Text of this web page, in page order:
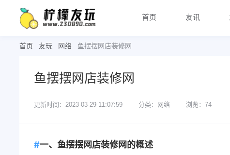
首页 友讯
首页 友玩 网络 鱼摆摆网店装修网
鱼摆摆网店装修网
更新时间：2023-03-29 11:07:59 分类：网络 浏览：74
一、鱼摆摆网店装修网的概述